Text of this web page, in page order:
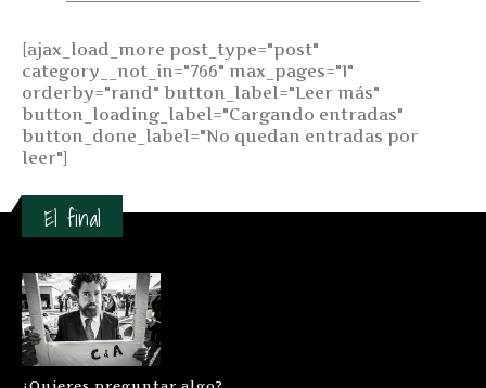
[ajax_load_more post_type="post"
category__not_in="766" max_pages="1"
orderby="rand" button_label="Leer más"
button_loading_label="Cargando entradas"
button_done_label="No quedan entradas por
leer"]
El final